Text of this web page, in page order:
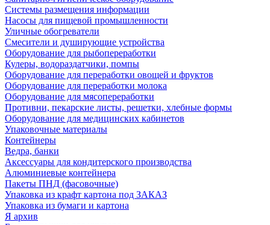
Системы размещения информации
Насосы для пищевой промышленности
Уличные обогреватели
Смесители и душирующие устройства
Оборудование для рыбопереработки
Кулеры, водораздатчики, помпы
Оборудование для переработки овощей и фруктов
Оборудование для переработки молока
Оборудование для мясопереработки
Противни, пекарские листы, решетки, хлебные формы
Оборудование для медицинских кабинетов
Упаковочные материалы
Контейнеры
Ведра, банки
Аксессуары для кондитерского производства
Алюминиевые контейнера
Пакеты ПНД (фасовочные)
Упаковка из крафт картона под ЗАКАЗ
Упаковка из бумаги и картона
Я архив